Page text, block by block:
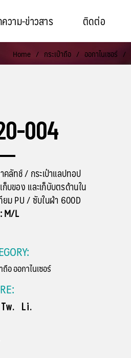
วาม-ข่าวสาร ติดต่อ
Home / กระเป๋าถือ / ออกาไนเซอร์ /
004
คลัทช์ / กระเป๋าแลปทอป
ก็บของ และเก็บับตรด้านใน
ยม PU / ซับในผ้า 600D
M/L
ถือออกาไนเซอร์
Tw. Li.